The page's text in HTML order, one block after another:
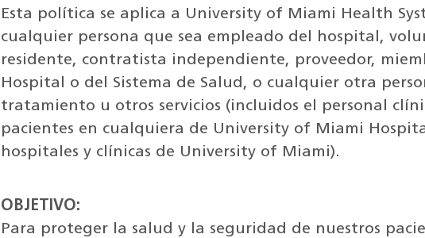
Esta política se aplica a University of Miami Health
cualquier persona que sea empleado del hospital,
residente, contratista independiente, proveedor,
Hospital o del Sistema de Salud, o cualquier otra
tratamiento u otros servicios (incluidos el personal
pacientes en cualquiera de University of Miami
hospitales y clínicas de University of Miami).
OBJETIVO:
Para proteger la salud y la seguridad de nuestros